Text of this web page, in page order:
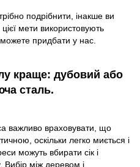
подрібнити, інакше ви
мети використовують
можете придбати у нас.
краще: дубовий або
сталь.
важливо враховувати, що
оскільки легко миється і
можуть вбирати сік і
Вибір між деревом і